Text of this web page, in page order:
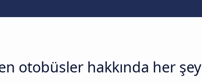
otobüsler hakkında her şey